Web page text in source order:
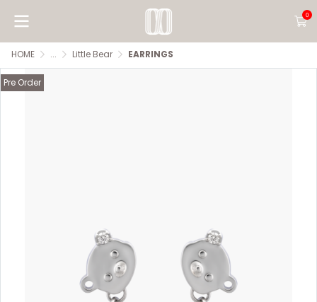
0
HOME ... Little Bear EARRINGS
Pre Order